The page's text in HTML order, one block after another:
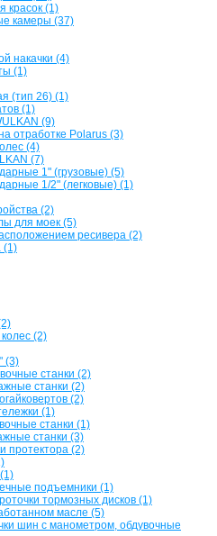
красок (1)
камеры (37)
накачки (4)
(1)
(тип 26) (1)
(1)
(9)
отработке Polarus (3)
(4)
(7)
1" (грузовые) (5)
1/2" (легковые) (1)
(2)
для моек (5)
ресивера (2)
(1)
(2)
(3)
станки (2)
станки (2)
(2)
(1)
станки (1)
станки (3)
протектора (2)
подъемники (1)
тормозных дисков (1)
масле (5)
шин с манометром, обдувочные